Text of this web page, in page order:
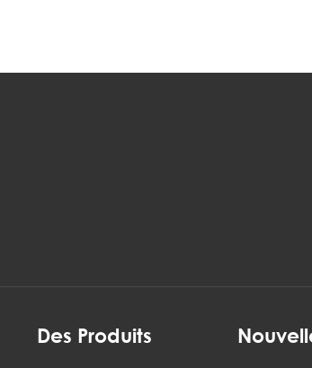
Des Produits